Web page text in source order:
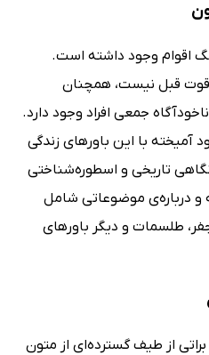
اقوام وجود داشته است.
قوت قبل نیست، همچنان
جمعی افراد وجود دارد.
آمیخته با این باورهای زندگی
تاریخی و اسطوره‌شناختی
و درباره‌ی موضوعاتی شامل
طلسمات و دیگر باورهای
از طیف گسترده‌ای از متون